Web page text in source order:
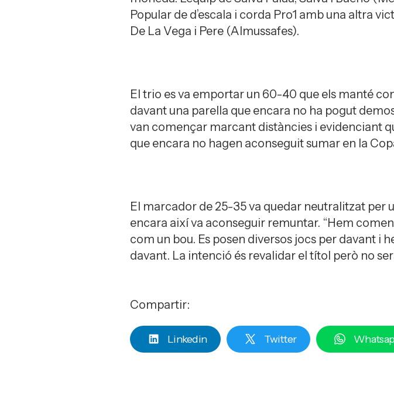
Popular de d’escala i corda Pro1 amb una altra
De La Vega i Pere (Almussafes).
El trio es va emportar un 60-40 que els manté
davant una parella que encara no ha pogut
van començar marcant distàncies i evidenciant
que encara no hagen aconseguit sumar en la
El marcador de 25-35 va quedar neutralitzat per
encara així va aconseguir remuntar. “Hem
com un bou. Es posen diversos jocs per davant i
davant. La intenció és revalidar el títol però no
Compartir:
Linkedin Twitter